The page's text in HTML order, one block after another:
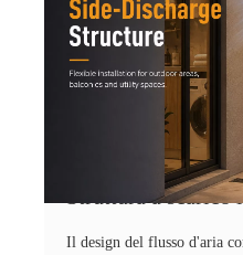
Struttura a scarico
Il design del flusso d'aria